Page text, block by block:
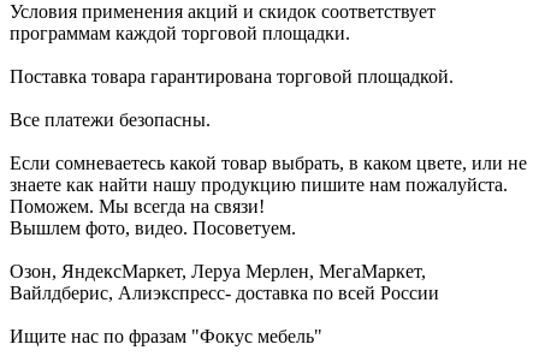
Условия применения акций и скидок соответствует
программам каждой торговой площадки.
Поставка товара гарантирована торговой площадкой.
Все платежи безопасны.
Если сомневаетесь какой товар выбрать, в каком цвете, или не
знаете как найти нашу продукцию пишите нам пожалуйста.
Поможем. Мы всегда на связи!
Вышлем фото, видео. Посоветуем.
Озон, ЯндексМаркет, Леруа Мерлен, МегаМаркет,
Вайлдберис, Алиэкспресс- доставка по всей России
Ищите нас по фразам "Фокус мебель"